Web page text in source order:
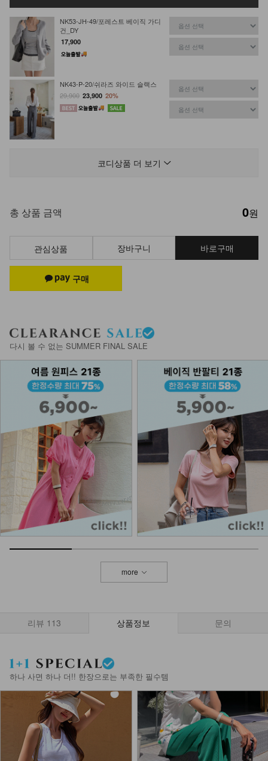
NK53-JH-49/포레스트 베이직 가디
건_DY
17,900
NK43-P-20/쉬라즈 와이드 슬랙스
29,900 23,900 20%
NK41-P-19/히든 포켓 팬츠
KOA-T-39/카니 반팔티
15,900
9,900
KOA-T-27/박스 기본 반팔티
15,900 9,900 38%
DM43-AC-01/이프 벨트
12,900
NKA53-A-1/글림 실버볼 팔찌_DY
13,900
NK43-P-13/아트 밴딩팬츠
19,900
_HJ
7,900
코디상품 더 보기
총 상품 금액 0원
관심상품 장바구니 바로구매
다시 볼 수 없는 SUMMER FINAL SALE
more
리뷰 113 상품정보 문의
하나 사면 하나 더!! 한장으로는 부족한 필수템